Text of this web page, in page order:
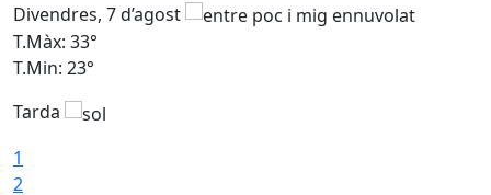
Divendres, 7 d’agost
T.Màx: 33°
T.Min: 23°
Tarda
1
2